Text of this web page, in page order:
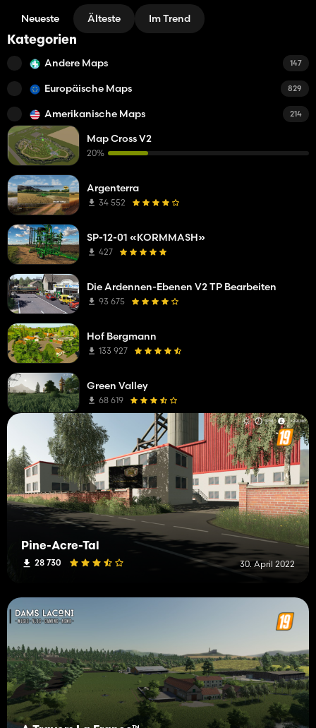
Pine-Acre-Tal
28 730 30. April 2022
Neueste Älteste Im Trend
Kategorien
Andere Maps 147
Europäische Maps 829
Amerikanische Maps 214
Map Cross V2
20%
Argenterra
34 552
SP-12-01 «KORMMASH»
427
Die Ardennen-Ebenen V2 TP Bearbeiten
93 675
Hof Bergmann
133 927
Green Valley
68 619